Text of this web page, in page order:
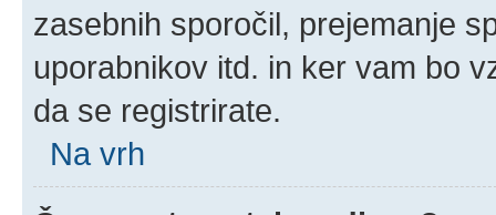
zasebnih sporočil, prejemanje
uporabnikov itd. in ker vam bo
da se registrirate.
Na vrh